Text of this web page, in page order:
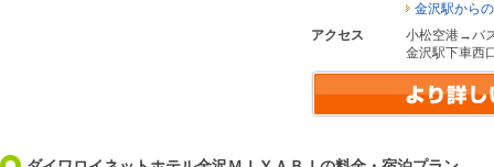
金沢駅から
アクセス
小松空港→バ
金沢駅下車西